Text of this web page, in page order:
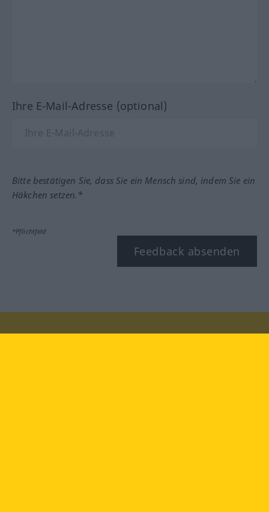
Ihre E-Mail-Adresse (optional)
Bitte bestätigen Sie, dass Sie ein Mensch sind, indem Sie ein
Häkchen setzen.*
*Pflichtfeld
Feedback absenden